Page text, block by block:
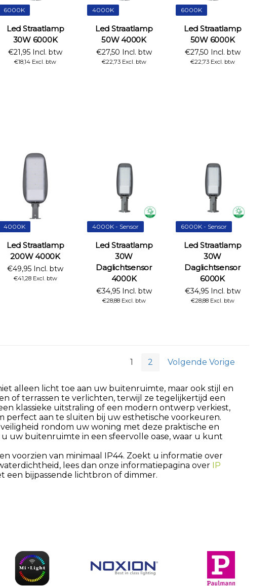
6000K
Led Straatlamp
30W 6000K
€21,95 Incl. btw
€18,14 Excl. btw
4000K
Led Straatlamp
50W 4000K
€27,50 Incl. btw
€22,73 Excl. btw
6000K
Led Straatlamp
50W 6000K
€27,50 Incl. btw
€22,73 Excl. btw
4000K
Led Straatlamp
200W 4000K
€49,95 Incl. btw
€41,28 Excl. btw
4000K - Sensor
Led Straatlamp
30W
Daglichtsensor
4000K
€34,95 Incl. btw
€28,88 Excl. btw
6000K - Sensor
Led Straatlamp
30W
Daglichtsensor
6000K
€34,95 Incl. btw
€28,88 Excl. btw
1 2 Volgende Vorige
alleen licht toe aan uw buitenruimte, maar ook stijl en
of terrassen te verlichten, terwijl ze tegelijkertijd een
klassieke uitstraling of een modern ontwerp verkiest,
perfect aan te sluiten bij uw esthetische voorkeuren.
rondom uw woning met deze praktische en
uw buitenruimte in een sfeervolle oase, waar u kunt
voorzien van minimaal IP44. Zoekt u informatie over
lees dan onze informatiepagina over
IP
een bijpassende lichtbron of dimmer.